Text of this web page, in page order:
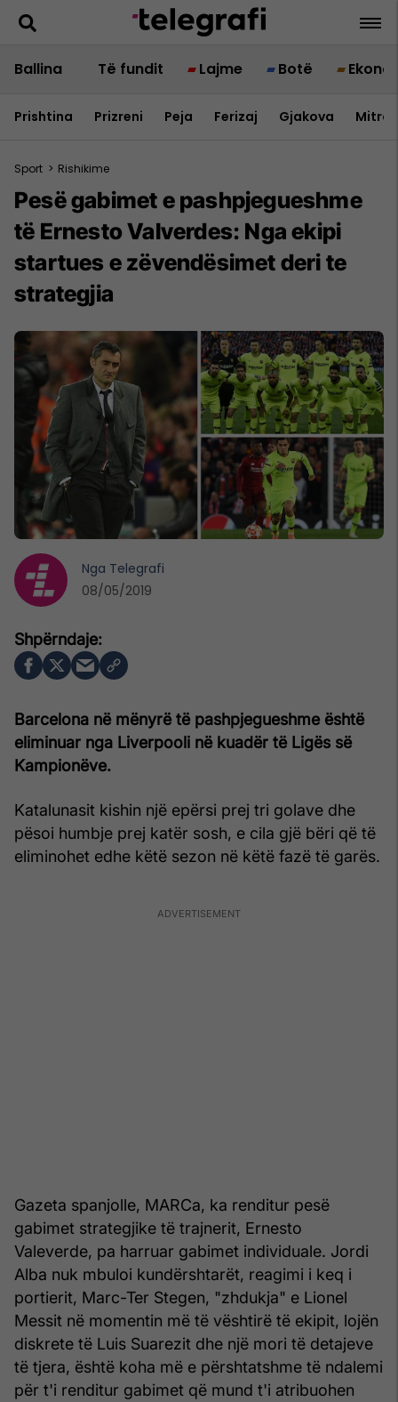
Ballina Të fundit Lajme Botë
Prishtina Prizreni Peja Ferizaj Gjakova
Sport > Rishikime
Pesë gabimet e pashpjegueshme
të Ernesto Valverdes: Nga ekipi
startues e zëvendësimet deri te
strategjia
Barcelona në mënyrë të pashpjegueshme është
eliminuar nga Liverpooli në kuadër të Ligës së
Kampionëve.
Katalunasit kishin një epërsi prej tri golave dhe
pësoi humbje prej katër sosh, e cila gjë bëri që të
eliminohet edhe këtë sezon në këtë fazë të garës.
Gazeta spanjolle, MARCa, ka renditur pesë
gabimet strategjike të trajnerit, Ernesto
Valeverde, pa harruar gabimet individuale. Jordi
Alba nuk mbuloi kundërshtarët, reagimi i keq i
portierit, Marc-Ter Stegen, "zhdukja" e Lionel
Messit në momentin më të vështirë të ekipit, lojën
diskrete të Luis Suarezit dhe një mori të detajeve
të tjera, është koha më e përshtatshme të ndalemi
për t'i renditur gabimet që mund t'i atribuohen
Nga Telegrafi
08/05/2019